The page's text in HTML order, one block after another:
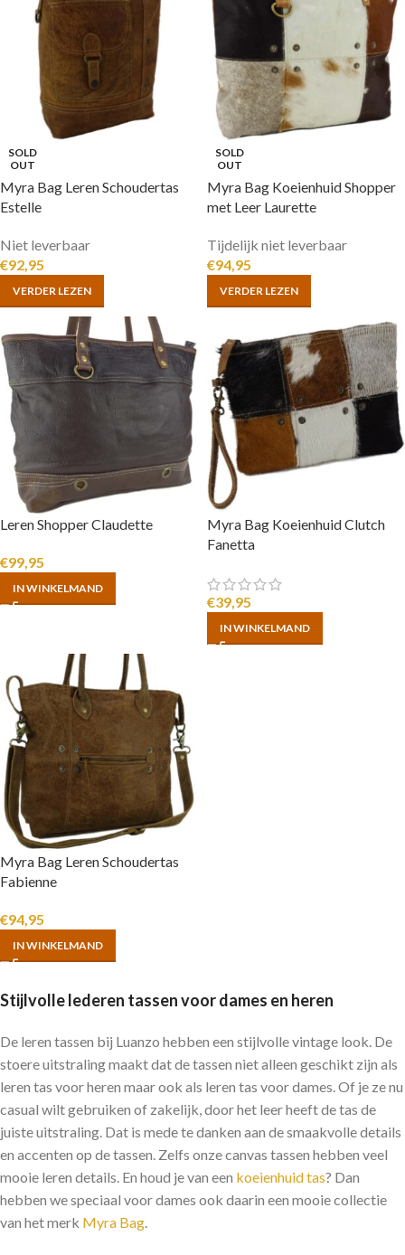
SOLD
OUT
Myra Bag Leren Schoudertas
Estelle
Niet leverbaar
€92,95
VERDER LEZEN
SOLD
OUT
Myra Bag Koeienhuid Shopper
met Leer Laurette
Tijdelijk niet leverbaar
€94,95
VERDER LEZEN
Leren Shopper Claudette
€99,95
IN WINKELMAND
Myra Bag Koeienhuid Clutch
Fanetta
€39,95
IN WINKELMAND
Myra Bag Leren Schoudertas
Fabienne
€94,95
IN WINKELMAND
Stijlvolle lederen tassen voor dames en heren
De leren tassen bij Luanzo hebben een stijlvolle vintage look. De
stoere uitstraling maakt dat de tassen niet alleen geschikt zijn als
leren tas voor heren maar ook als leren tas voor dames. Of je ze nu
casual wilt gebruiken of zakelijk, door het leer heeft de tas de
juiste uitstraling. Dat is mede te danken aan de smaakvolle details
en accenten op de tassen. Zelfs onze canvas tassen hebben veel
mooie leren details. En houd je van een koeienhuid tas? Dan
hebben we speciaal voor dames ook daarin een mooie collectie
van het merk Myra Bag.